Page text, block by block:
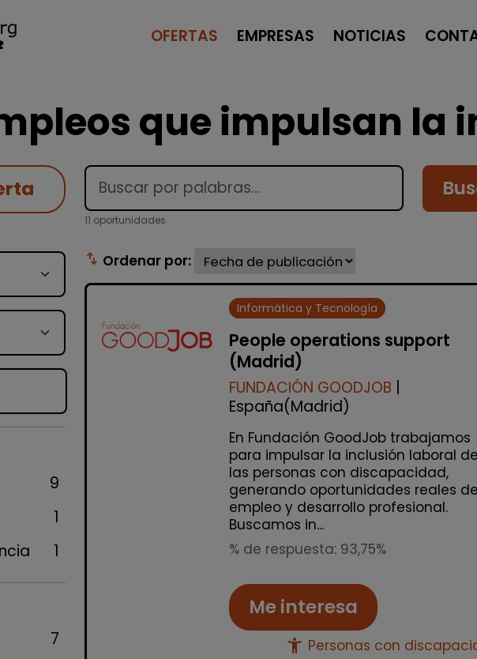
OFERTAS EMPRESAS NOTICIAS
que impulsan la
9
1
1
7
11 oportunidades
swap_vert Ordenar por:
Informática y Tecnología
People operations support
(Madrid)
FUNDACIÓN GOODJOB |
España(Madrid)
En Fundación GoodJob trabajamos
para impulsar la inclusión laboral de
las personas con discapacidad,
generando oportunidades reales de
empleo y desarrollo profesional.
Buscamos in...
% de respuesta: 93,75%
Me interesa
accessibility_new Personas con